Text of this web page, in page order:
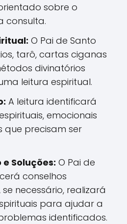
sobre o
consulta.
O Pai de Santo
tarô, cartas ciganas
divinatórios
leitura espiritual.
A leitura identificará
emocionais
que precisam ser
Soluções: O Pai de
conselhos
se necessário, realizará
para ajudar a
identificados.